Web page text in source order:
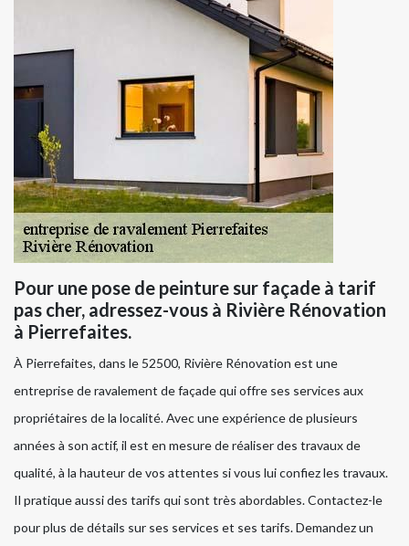
Pour une pose de peinture sur façade à tarif
pas cher, adressez-vous à Rivière Rénovation
à Pierrefaites.
À Pierrefaites, dans le 52500, Rivière Rénovation est une
entreprise de ravalement de façade qui offre ses services aux
propriétaires de la localité. Avec une expérience de plusieurs
années à son actif, il est en mesure de réaliser des travaux de
qualité, à la hauteur de vos attentes si vous lui confiez les travaux.
Il pratique aussi des tarifs qui sont très abordables. Contactez-le
pour plus de détails sur ses services et ses tarifs. Demandez un